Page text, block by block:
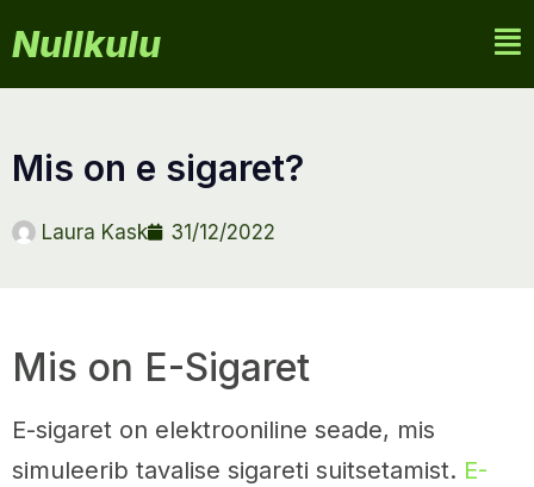
Nullkulu
Mis on e sigaret?
Laura Kask 31/12/2022
Mis on E-Sigaret
E-sigaret on elektrooniline seade, mis
simuleerib tavalise sigareti suitsetamist. E-